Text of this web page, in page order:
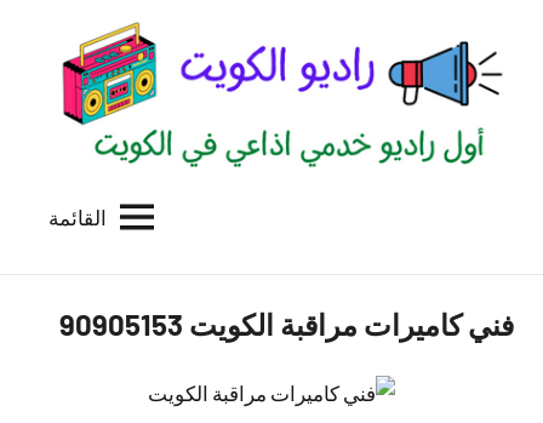
المحتوى
الكويت
للاعلانات
الخدمية
القائمة
فني كاميرات مراقبة الكويت 90905153